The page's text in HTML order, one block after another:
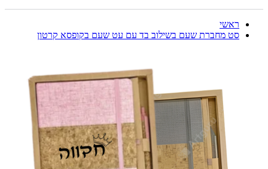
ראשי
סט מחברת שעם בשילוב בד עם עט שעם בקופסא קרטון